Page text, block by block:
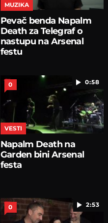
MUZIKA
Pevač benda Napalm
Death za Telegraf o
nastupu na Arsenal
festu
0:58
0
VESTI
Napalm Death na
Garden bini Arsenal
festa
2:53
0